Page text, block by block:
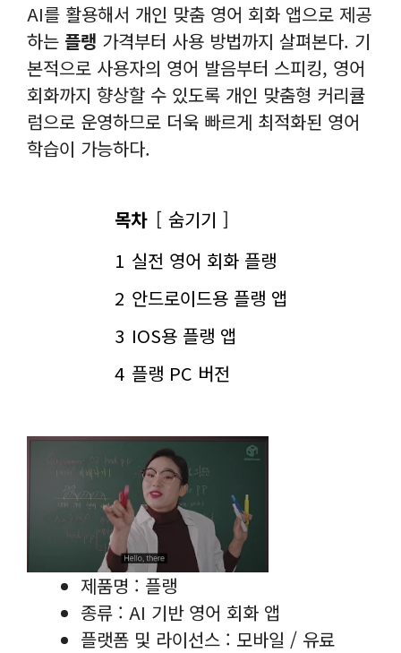
AI를 활용해서 개인 맞춤 영어 회화 앱으로 제공
하는 플랭 가격부터 사용 방법까지 살펴본다. 기
본적으로 사용자의 영어 발음부터 스피킹, 영어
회화까지 향상할 수 있도록 개인 맞춤형 커리큘
럼으로 운영하므로 더욱 빠르게 최적화된 영어
학습이 가능하다.
목차
숨기기
1 실전 영어 회화 플랭
2 안드로이드용 플랭 앱
3 IOS용 플랭 앱
4 플랭 PC 버전
제품명 : 플랭
종류 : AI 기반 영어 회화 앱
플랫폼 및 라이선스 : 모바일 / 유료